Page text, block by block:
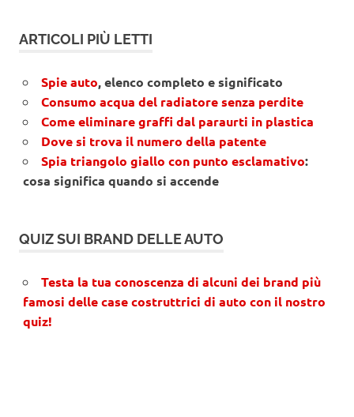
ARTICOLI PIÙ LETTI
Spie auto, elenco completo e significato
Consumo acqua del radiatore senza perdite
Come eliminare graffi dal paraurti in plastica
Dove si trova il numero della patente
Spia triangolo giallo con punto esclamativo:
cosa significa quando si accende
QUIZ SUI BRAND DELLE AUTO
Testa la tua conoscenza di alcuni dei brand più
famosi delle case costruttrici di auto con il nostro
quiz!